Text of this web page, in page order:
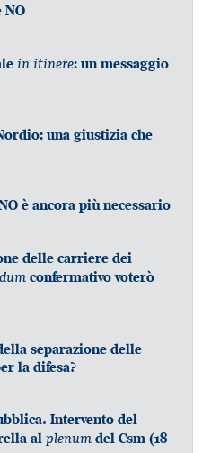
NO
in itinere: un messaggio
una giustizia che
è ancora più necessario
delle carriere dei
confermativo voterò
separazione delle
la difesa?
Intervento del
al plenum del Csm (18